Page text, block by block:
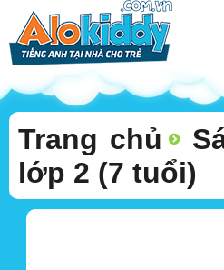
Trang chủ
lớp 2 (7 tuổi)